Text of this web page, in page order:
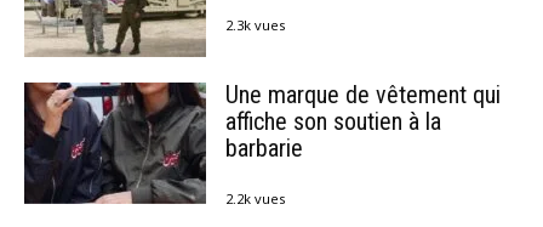
2.3k vues
Une marque de vêtement qui
affiche son soutien à la
barbarie
2.2k vues